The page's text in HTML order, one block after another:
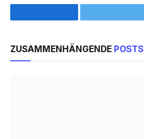
Facebook Twitter
ZUSAMMENHÄNGENDE POSTS